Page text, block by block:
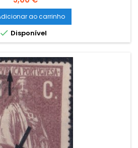
ao carrinho
 Disponível